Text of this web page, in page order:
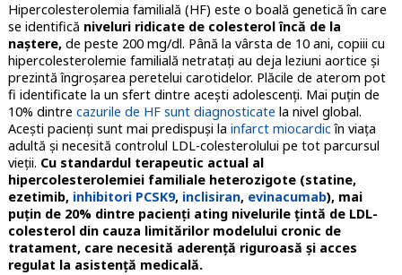
Hipercolesterolemia familială (HF) este o boală genetică în care
se identifică niveluri ridicate de colesterol încă de la
naștere, de peste 200 mg/dl. Până la vârsta de 10 ani, copiii cu
hipercolesterolemie familială netratați au deja leziuni aortice și
prezintă îngroșarea peretelui carotidelor. Plăcile de aterom pot
fi identificate la un sfert dintre acești adolescenți. Mai puțin de
10% dintre cazurile de HF sunt diagnosticate la nivel global.
Acești pacienți sunt mai predispuși la infarct miocardicîn viața
adultă și necesită controlul LDL-colesterolului pe tot parcursul
vieții. Cu standardul terapeutic actual al
hipercolesterolemiei familiale heterozigote (statine,
ezetimib, inhibitori PCSK9, inclisiran, evinacumab), mai
puțin de 20% dintre pacienți ating nivelurile țintă de LDL-
colesterol din cauza limitărilor modelului cronic de
tratament, care necesită aderență riguroasă și acces
regulat la asistență medicală.